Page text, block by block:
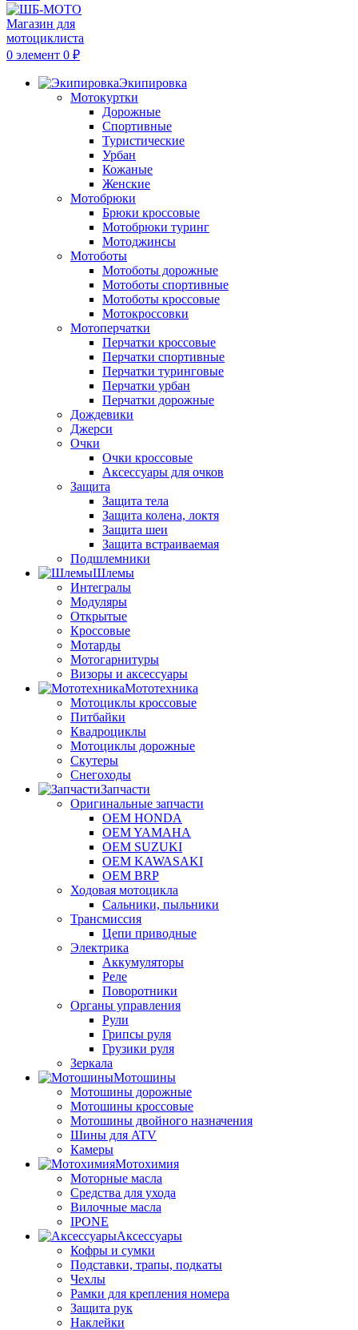
0 элемент 0 ₽
Экипировка
Мотокуртки
Дорожные
Спортивные
Туристические
Урбан
Кожаные
Женские
Мотобрюки
Брюки кроссовые
Мотобрюки туринг
Мотоджинсы
Мотоботы
Мотоботы дорожные
Мотоботы спортивные
Мотоботы кроссовые
Мотокроссовки
Мотоперчатки
Перчатки кроссовые
Перчатки спортивные
Перчатки туринговые
Перчатки урбан
Перчатки дорожные
Дождевики
Джерси
Очки
Очки кроссовые
Аксессуары для очков
Защита
Защита тела
Защита колена, локтя
Защита шеи
Защита встраиваемая
Подшлемники
Шлемы
Интегралы
Модуляры
Открытые
Кроссовые
Мотарды
Мотогарнитуры
Визоры и аксессуары
Мототехника
Мотоциклы кроссовые
Питбайки
Квадроциклы
Мотоциклы дорожные
Скутеры
Снегоходы
Запчасти
Оригинальные запчасти
OEM HONDA
OEM YAMAHA
OEM SUZUKI
OEM KAWASAKI
OEM BRP
Ходовая мотоцикла
Сальники, пыльники
Трансмиссия
Цепи приводные
Электрика
Аккумуляторы
Реле
Поворотники
Органы управления
Рули
Грипсы руля
Грузики руля
Зеркала
Мотошины
Мотошины дорожные
Мотошины кроссовые
Мотошины двойного назначения
Шины для ATV
Камеры
Мотохимия
Моторные масла
Средства для ухода
Вилочные масла
IPONE
Аксессуары
Кофры и сумки
Подставки, трапы, подкаты
Чехлы
Рамки для крепления номера
Защита рук
Наклейки